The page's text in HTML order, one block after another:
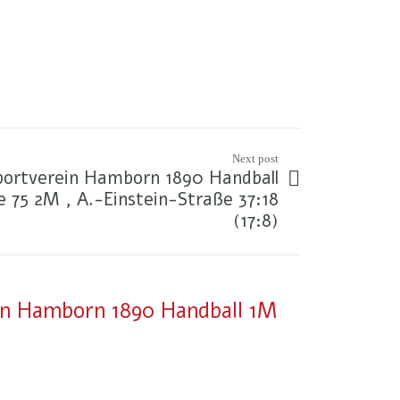
Next post
Hamborn 1890 Handball
75 2M , A.-Einstein-Straße 37:18
(17:8)
Hamborn 1890 Handball 1M